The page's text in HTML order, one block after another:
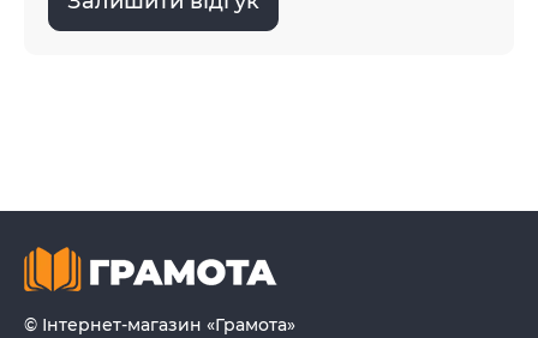
© Інтернет-магазин «Грамота»